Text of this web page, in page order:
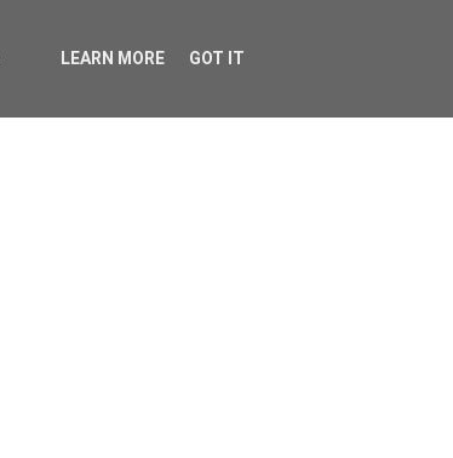
LEARN MORE GOT IT